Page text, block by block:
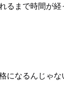
るまで時間が
になるんじゃな